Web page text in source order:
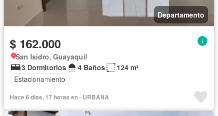
Departamento
$ 162.000
San Isidro, Guayaquil
3 Dormitorios
4 Baños
124 m²
Estacionamiento
Hace 6 días, 17 horas en - URBANA